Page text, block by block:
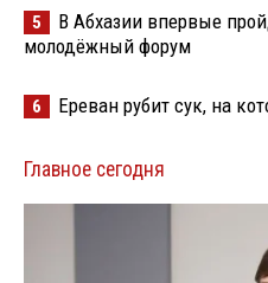
5
В Абхазии впервые
молодёжный форум
6 Ереван рубит сук, на
Главное сегодня